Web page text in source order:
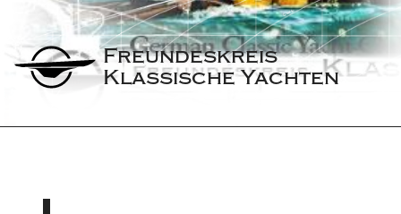
Freundeskreis
Klassische Yachten